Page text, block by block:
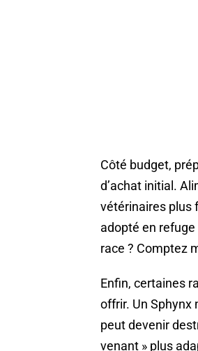
Côté budget,
d’achat initial.
vétérinaires plus
adopté en
race ? Comptez
Enfin, certaines
offrir. Un Sphynx
peut devenir
venant » plus